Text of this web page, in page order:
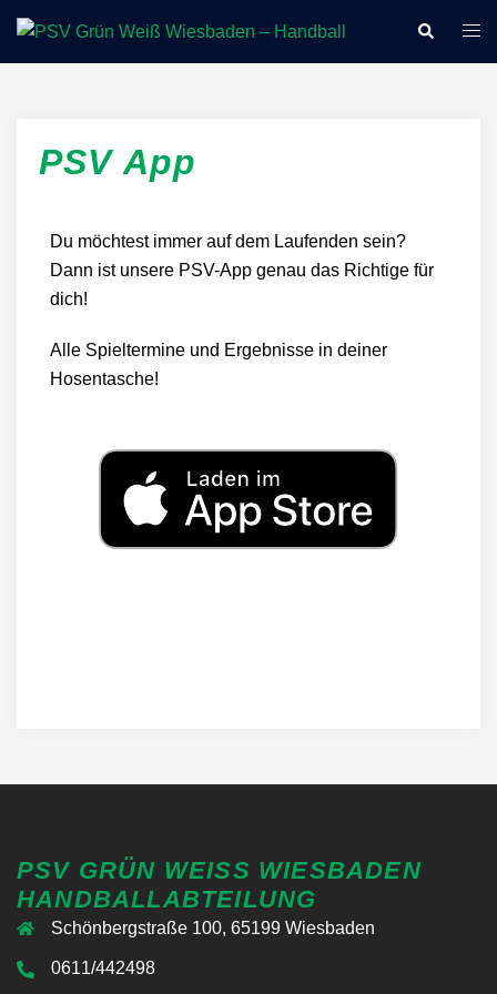
PSV App
Du möchtest immer auf dem Laufenden sein?
Dann ist unsere PSV-App genau das Richtige für
dich!
Alle Spieltermine und Ergebnisse in deiner
Hosentasche!
PSV GRÜN WEISS WIESBADEN H
ANDBALLABTEILUNG
Schönbergstraße 100, 65199 Wiesbaden
0611/442498